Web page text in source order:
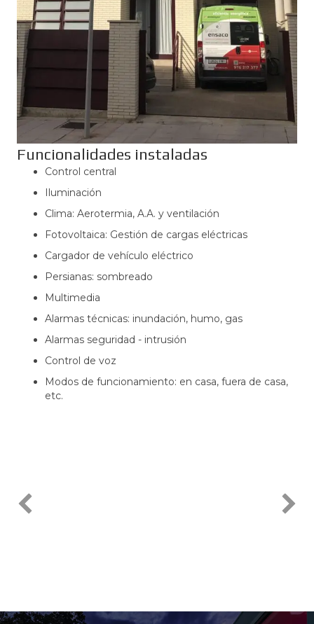
Funcionalidades instaladas
Control central
Iluminación
Clima: Aerotermia, A.A. y ventilación
Fotovoltaica: Gestión de cargas eléctricas
Cargador de vehículo eléctrico
Persianas: sombreado
Multimedia
Alarmas técnicas: inundación, humo, gas
Alarmas seguridad - intrusión
Control de voz
Modos de funcionamiento: en casa, fuera de casa,
etc.